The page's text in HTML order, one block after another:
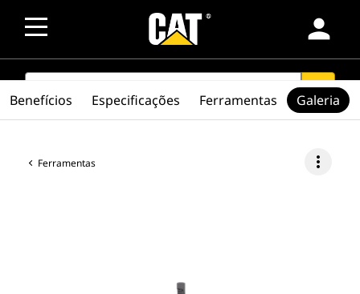
person
SEARCH search
Ferramentas more_vert
Benefícios Especificações Ferramentas Galeria